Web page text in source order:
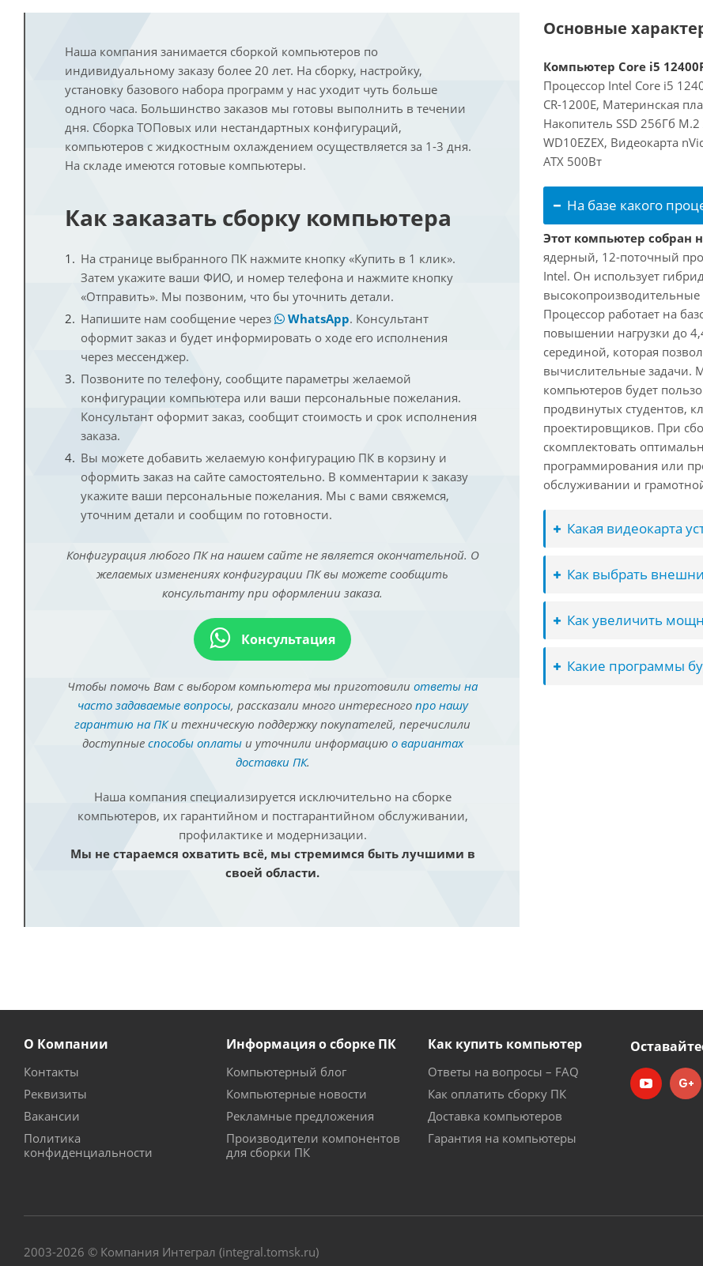
Наша компания занимается сборкой компьютеров по
индивидуальному заказу более 20 лет. На сборку, настройку,
установку базового набора программ у нас уходит чуть больше
одного часа. Большинство заказов мы готовы выполнить в течении
дня. Сборка ТОПовых или нестандартных конфигураций,
компьютеров с жидкостным охлаждением осуществляется за 1-3 дня.
На складе имеются готовые компьютеры.
Как заказать сборку компьютера
На странице выбранного ПК нажмите кнопку «Купить в 1 клик».
Затем укажите ваши ФИО, и номер телефона и нажмите кнопку
«Отправить». Мы позвоним, что бы уточнить детали.
Напишите нам сообщение через
WhatsApp. Консультант
оформит заказ и будет информировать о ходе его исполнения
через мессенджер.
Позвоните по телефону, сообщите параметры желаемой
конфигурации компьютера или ваши персональные пожелания.
Консультант оформит заказ, сообщит стоимость и срок исполнения
заказа.
Вы можете добавить желаемую конфигурацию ПК в корзину и
оформить заказ на сайте самостоятельно. В комментарии к заказу
укажите ваши персональные пожелания. Мы с вами свяжемся,
уточним детали и сообщим по готовности.
Конфигурация любого ПК на нашем сайте не является окончательной. О
желаемых изменениях конфигурации ПК вы можете сообщить
консультанту при оформлении заказа.
Консультация
Чтобы помочь Вам с выбором компьютера мы приготовили ответы на
часто задаваемые вопросы, рассказали много интересного про нашу
гарантию на ПКи техническую поддержку покупателей, перечислили
доступные способы оплатыи уточнили информацию о вариантах
доставки ПК.
Наша компания специализируется исключительно на сборке
компьютеров, их гарантийном и постгарантийном обслуживании,
профилактике и модернизации.
Мы не стараемся охватить всё, мы стремимся быть лучшими в
своей области.
Основные
Компьютер Core i5
Процессор Intel Core i5
CR-1200E, Материнская
Накопитель SSD 256Гб
WD10EZEX, Видеокарта
ATX 500Вт
На базе какого
Этот компьютер собран
ядерный, 12-поточный
Intel. Он использует
высокопроизводительные
Процессор работает на
повышении нагрузки до
серединой, которая
вычислительные задачи.
компьютеров будет
продвинутых студентов,
проектировщиков. При
скомплектовать
программирования или
обслуживании и
Какая видеокарта
Как выбрать
Как увеличить
Какие программы
О Компании
Контакты
Реквизиты
Вакансии
Политика
конфиденциальности
Информация о сборке ПК
Компьютерный блог
Компьютерные новости
Рекламные предложения
Производители компонентов
для сборки ПК
Как купить компьютер
Ответы на вопросы – FAQ
Как оплатить сборку ПК
Доставка компьютеров
Гарантия на компьютеры
2003-2026 © Компания Интеграл (integral.tomsk.ru)